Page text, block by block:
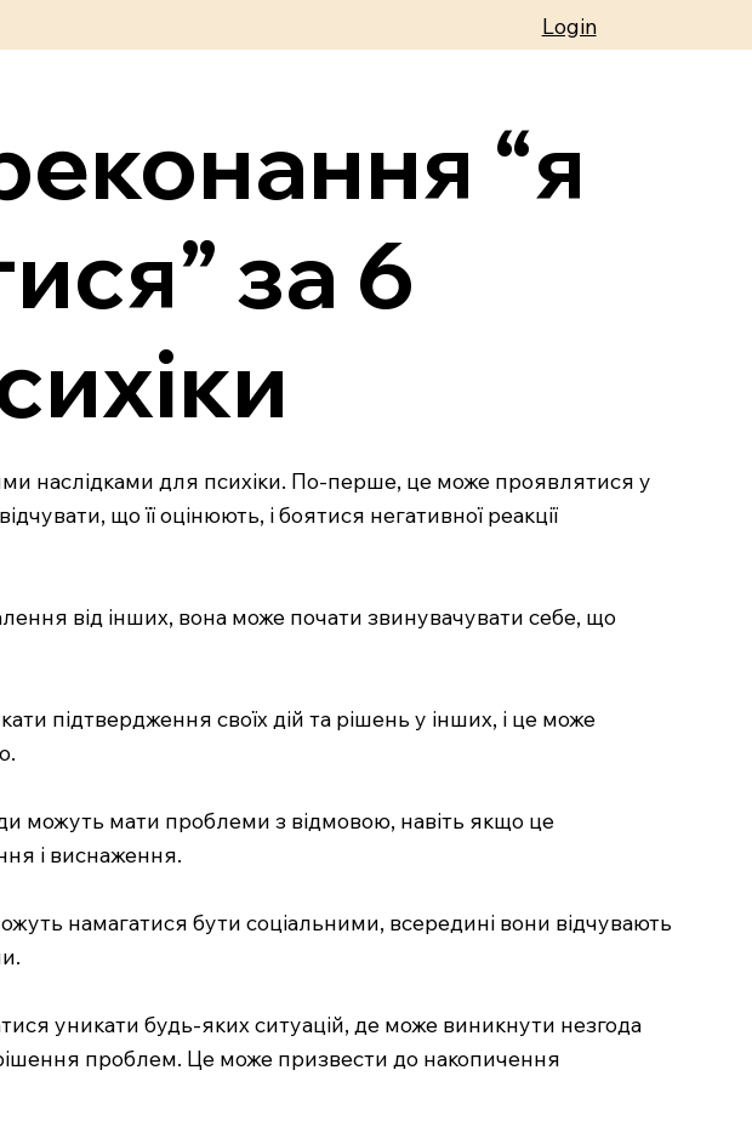
Login
“я
за 6
наслідками для психіки. По-перше, це може проявлятися у
що її оцінюють, і боятися негативної реакції
від інших, вона може почати звинувачувати себе, що
підтвердження своїх дій та рішень у інших, і це може
можуть мати проблеми з відмовою, навіть якщо це
і виснаження.
намагатися бути соціальними, всередині вони відчувають
уникати будь-яких ситуацій, де може виникнути незгода
проблем. Це може призвести до накопичення